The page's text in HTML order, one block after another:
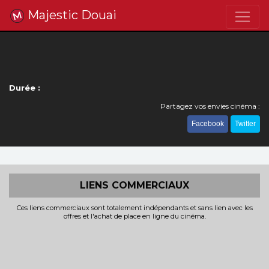
Majestic Douai
Durée :
Partagez vos envies cinéma :
Facebook Twitter
LIENS COMMERCIAUX
Ces liens commerciaux sont totalement indépendants et sans lien avec les
offres et l'achat de place en ligne du cinéma.